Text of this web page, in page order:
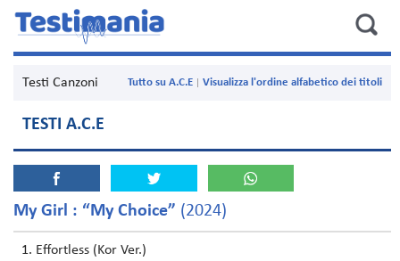
Testi Canzoni Visualizza l'ordine alfabetico dei titoli
Tutto su A.C.E
TESTI A.C.E
My Girl : “My Choice” (2024)
Effortless (Kor Ver.)